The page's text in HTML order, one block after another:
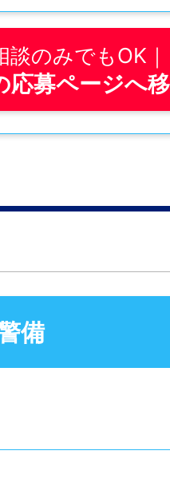
にも細心の注意を払
冬季には防寒グッズ
な装備を整えていま
は一切必要ありませ
かりとサポートする
POINT】
急な出費があっても
！無理なく働ける
も日給保証で安心◎
談のみでもOK
応募ページへ
備